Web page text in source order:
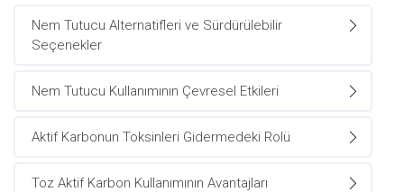
Nem Tutucu Alternatifleri ve Sürdürülebilir
Seçenekler
Nem Tutucu Kullanımının Çevresel Etkileri
Aktif Karbonun Toksinleri Gidermedeki Rolü
Toz Aktif Karbon Kullanımının Avantajları